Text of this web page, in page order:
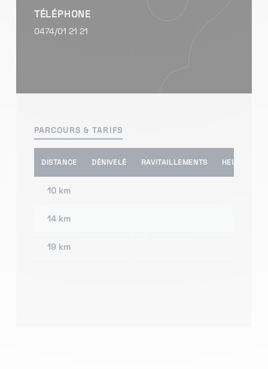
TÉLÉPHONE
0474/01 21 21
PARCOURS & TARIFS
DISTANCE DÉNIVELÉ RAVITAILLEMENTS HEURE(S)
10 km
14 km
19 km